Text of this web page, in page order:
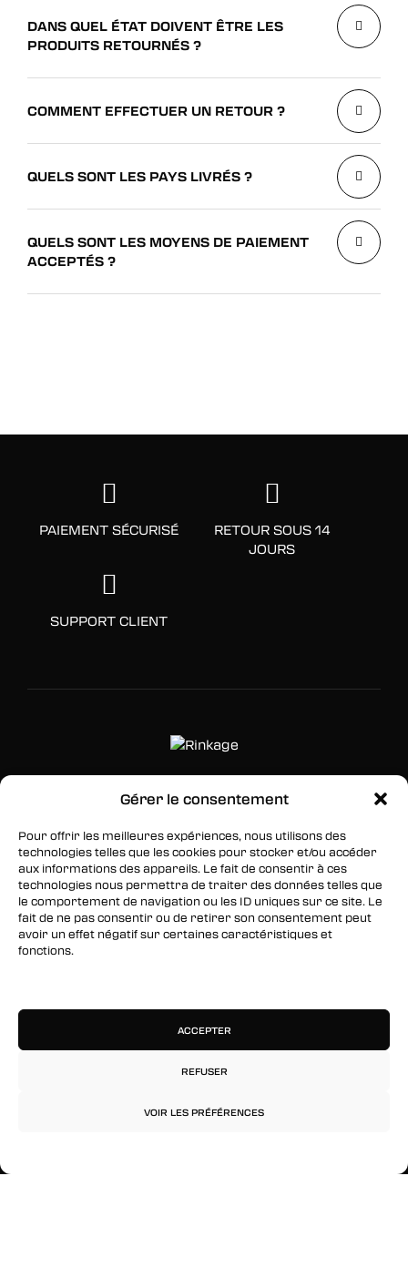
Gérer le consentement
Pour offrir les meilleures expériences, nous utilisons des
technologies telles que les cookies pour stocker et/ou accéder
aux informations des appareils. Le fait de consentir à ces
technologies nous permettra de traiter des données telles que
le comportement de navigation ou les ID uniques sur ce site. Le
fait de ne pas consentir ou de retirer son consentement peut
avoir un effet négatif sur certaines caractéristiques et
fonctions.
ACCEPTER
REFUSER
VOIR LES PRÉFÉRENCES
DANS QUEL ÉTAT DOIVENT ÊTRE LES
PRODUITS RETOURNÉS ?
COMMENT EFFECTUER UN RETOUR ?
QUELS SONT LES PAYS LIVRÉS ?
QUELS SONT LES MOYENS DE PAIEMENT
ACCEPTÉS ?
PAIEMENT SÉCURISÉ
RETOUR SOUS 14
JOURS
SUPPORT CLIENT
SUIVEZ-NOUS
Facebook
Twitter
Instagram
arrivages, des ventes, du contenu exclusif, des
événements et plus encore !